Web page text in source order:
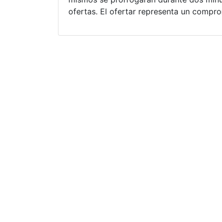
ofertas. El ofertar representa un